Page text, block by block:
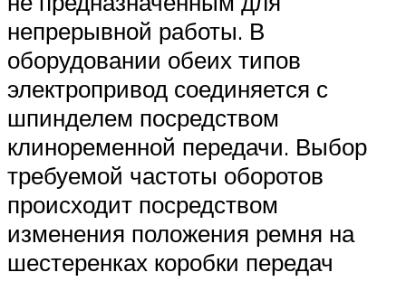
непрерывной работы. В
оборудовании обеих типов
электропривод соединяется с
шпинделем посредством
клиноременной передачи. Выбор
требуемой частоты оборотов
происходит посредством
изменения положения ремня на
шестеренках коробки передач